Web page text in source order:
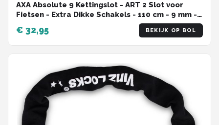
AXA Absolute 9 Kettingslot - ART 2 Slot voor
Fietsen - Extra Dikke Schakels - 110 cm - 9 mm -
€ 32,95 BEKIJK OP BOL